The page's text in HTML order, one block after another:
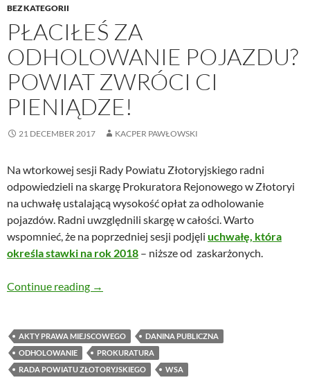
BEZ KATEGORII
PŁACIŁEŚ ZA
ODHOLOWANIE POJAZDU?
POWIAT ZWRÓCI CI
PIENIĄDZE!
21 DECEMBER 2017 KACPER PAWŁOWSKI
Na wtorkowej sesji Rady Powiatu Złotoryjskiego radni
odpowiedzieli na skargę Prokuratora Rejonowego w Złotoryi
na uchwałę ustalającą wysokość opłat za odholowanie
pojazdów. Radni uwzględnili skargę w całości. Warto
wspomnieć, że na poprzedniej sesji podjęli uchwałę, która
określa stawki na rok 2018 – niższe od zaskarżonych.
Continue reading Płaciłeś za odholowanie pojazdu? Powiat
→
AKTY PRAWA MIEJSCOWEGO
DANINA PUBLICZNA
ODHOLOWANIE
PROKURATURA
RADA POWIATU ZŁOTORYJSKIEGO
WSA